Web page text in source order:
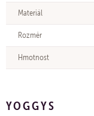
Materiál
Rozměr
Hmotnost
YOGGYS